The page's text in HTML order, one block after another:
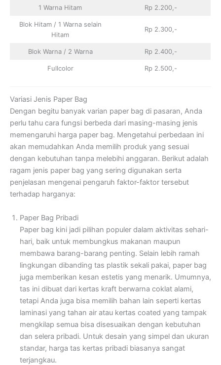
1 Warna Hitam Rp 2.200,-
Blok Hitam / 1 Warna selain
Hitam
Rp 2.300,-
Blok Warna / 2 Warna Rp 2.400,-
Fullcolor Rp 2.500,-
Variasi Jenis Paper Bag
Dengan begitu banyak varian paper bag di pasaran, Anda
perlu tahu cara fungsi berbeda dari masing-masing jenis
memengaruhi harga paper bag. Mengetahui perbedaan ini
akan memudahkan Anda memilih produk yang sesuai
dengan kebutuhan tanpa melebihi anggaran. Berikut adalah
ragam jenis paper bag yang sering digunakan serta
penjelasan mengenai pengaruh faktor-faktor tersebut
terhadap harganya:
Paper Bag Pribadi
Paper bag kini jadi pilihan populer dalam aktivitas sehari-
hari, baik untuk membungkus makanan maupun
membawa barang-barang penting. Selain lebih ramah
lingkungan dibanding tas plastik sekali pakai, paper bag
juga memberikan kesan estetis yang menarik. Umumnya,
tas ini dibuat dari kertas kraft berwarna coklat alami,
tetapi Anda juga bisa memilih bahan lain seperti kertas
laminasi yang tahan air atau kertas coated yang tampak
mengkilap semua bisa disesuaikan dengan kebutuhan
dan selera pribadi. Untuk desain yang simpel dan ukuran
standar, harga tas kertas pribadi biasanya sangat
terjangkau.